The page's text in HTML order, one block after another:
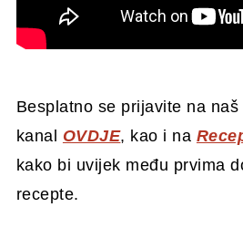
Besplatno se prijavite na naš
kanal OVDJE, kao i na
kako bi uvijek među prvima
recepte.